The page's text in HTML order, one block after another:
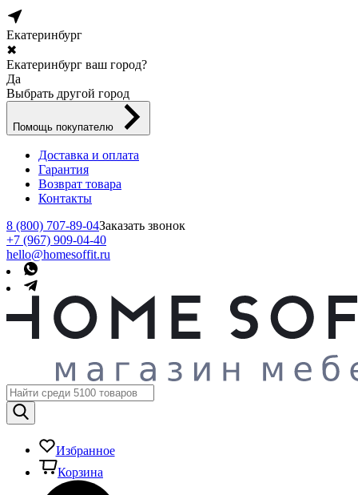
Екатеринбург
✖
Екатеринбург ваш город?
Да
Выбрать другой город
Помощь покупателю
Доставка и оплата
Гарантия
Возврат товара
Контакты
8 (800) 707-89-04Заказать звонок
+7 (967) 909-04-40
hello@homesoffit.ru
Избранное
Корзина